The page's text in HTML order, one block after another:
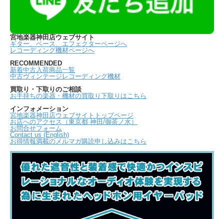
宮地楽器神田店ウェブサイト
ギター、ベース、エフェクターページへ
レコーディング機材ページへ
RECOMMENDED
新着中古入荷商品一覧
中古ヴィンテージレコーディング機材
買取り・下取りのご相談
お手持ちの楽器・機材の買取り下取りはこちら
インフォメーション
宮地楽器神田店ウェブサイトトップページ
お店へのアクセス（東京都 神田/御茶ノ水）
お問合せフォーム
Contact us (English)
お得情報満載のメルマガ購読申し込みはこちら